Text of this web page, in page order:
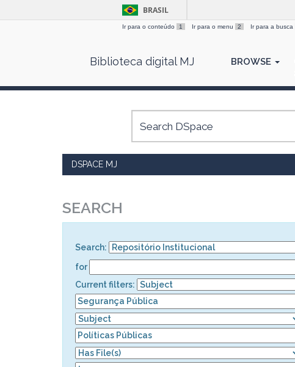
BRASIL
Ir para o conteúdo 1 Ir para o menu 2 Ir para a busca
Biblioteca digital MJ BROWSE
DSPACE MJ
SEARCH
Search:
for
Current filters: